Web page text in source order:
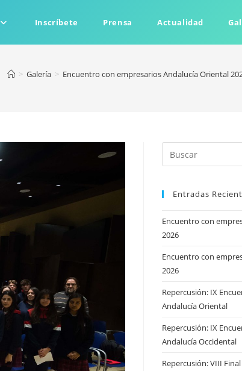
Inscríbete Prensa Actualidad
> Galería > Encuentro con empresarios Andalucía Oriental
Entradas
Encuentro con
2026
Encuentro con
2026
Repercusión: IX
Andalucía Oriental
Repercusión: IX
Andalucía Occidental
Repercusión: VIII